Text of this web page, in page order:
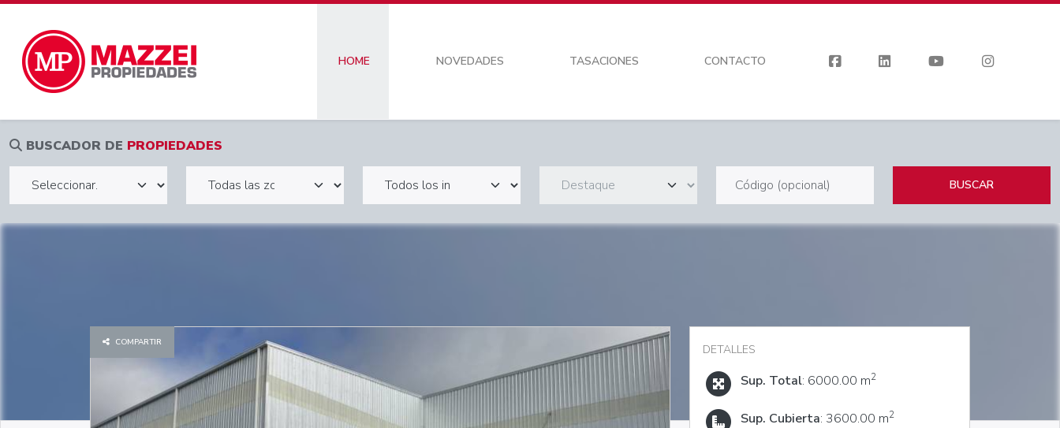
HOME NOVEDADES TASACIONES CONTACTO
BUSCADOR DE PROPIEDADES
BUSCAR
COMPARTIR DETALLES
Sup. Total: 6000.00 m2
Sup. Cubierta: 3600.00 m2